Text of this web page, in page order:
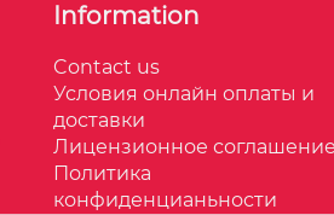
Information
Contact us
Условия онлайн оплаты и
доставки
Лицензионное соглашение
Политика
конфиденцианьности